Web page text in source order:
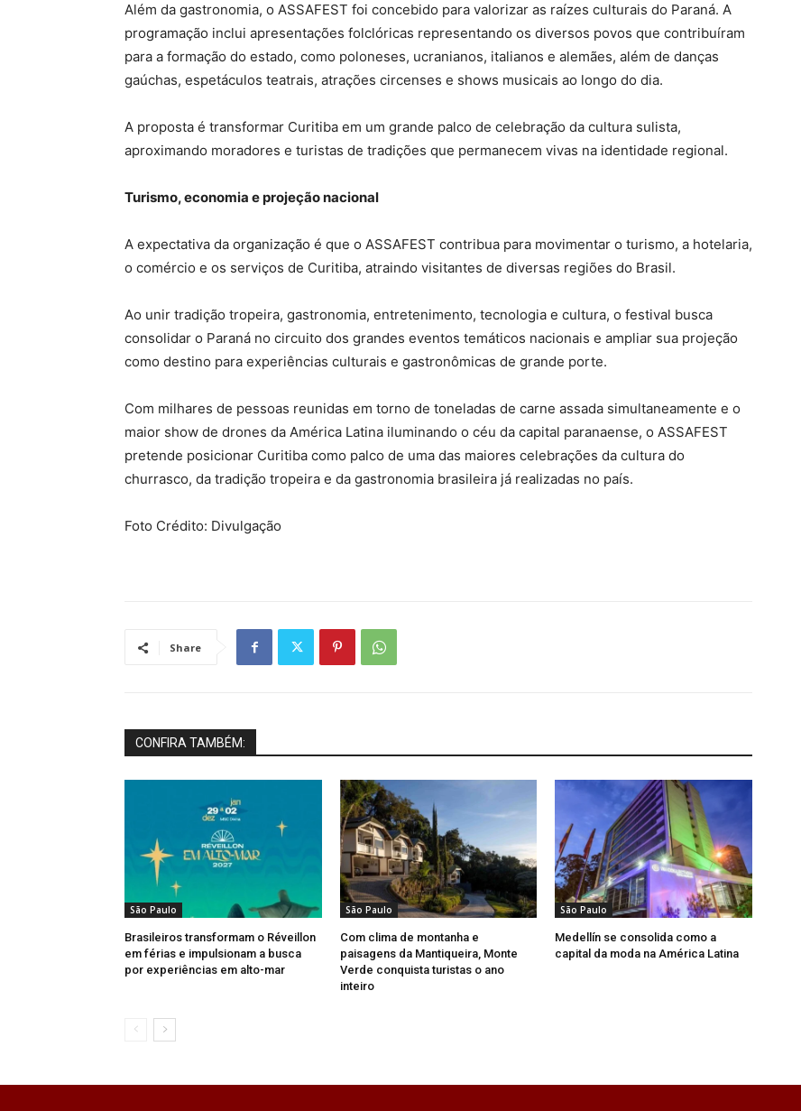
Além da gastronomia, o ASSAFEST foi concebido para valorizar as raízes culturais do Paraná. A
programação inclui apresentações folclóricas representando os diversos povos que contribuíram
para a formação do estado, como poloneses, ucranianos, italianos e alemães, além de danças
gaúchas, espetáculos teatrais, atrações circenses e shows musicais ao longo do dia.
A proposta é transformar Curitiba em um grande palco de celebração da cultura sulista,
aproximando moradores e turistas de tradições que permanecem vivas na identidade regional.
Turismo, economia e projeção nacional
A expectativa da organização é que o ASSAFEST contribua para movimentar o turismo, a hotelaria,
o comércio e os serviços de Curitiba, atraindo visitantes de diversas regiões do Brasil.
Ao unir tradição tropeira, gastronomia, entretenimento, tecnologia e cultura, o festival busca
consolidar o Paraná no circuito dos grandes eventos temáticos nacionais e ampliar sua projeção
como destino para experiências culturais e gastronômicas de grande porte.
Com milhares de pessoas reunidas em torno de toneladas de carne assada simultaneamente e o
maior show de drones da América Latina iluminando o céu da capital paranaense, o ASSAFEST
pretende posicionar Curitiba como palco de uma das maiores celebrações da cultura do
churrasco, da tradição tropeira e da gastronomia brasileira já realizadas no país.
Foto Crédito: Divulgação
Share
CONFIRA TAMBÉM:
São Paulo
Brasileiros transformam o Réveillon
em férias e impulsionam a busca
por experiências em alto-mar
São Paulo
Com clima de montanha e
paisagens da Mantiqueira, Monte
Verde conquista turistas o ano
inteiro
São Paulo
Medellín se consolida como a
capital da moda na América Latina